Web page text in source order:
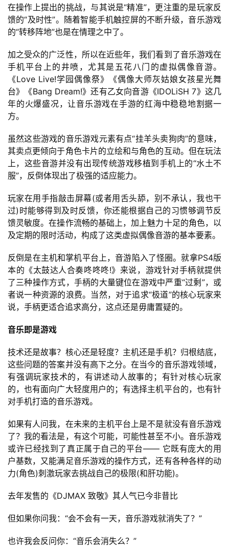
上
海
中
文
(
中
国
)
在操作上提出的挑战，与其说是“精准”，更注重的是玩家反
馈的“及时性”。随着智能手机触控屏的不断升级，音乐游戏
的“转移阵地”也是在情理之中了。
加之受众的广泛性，所以在近些年，我们看到了音乐游戏在
手机平台上的井喷，尤其是五花八门的虚拟偶像音游。
《Love Live!学园偶像祭》《偶像大师灰姑娘女孩星光舞
台》《Bang Dream!》还有乙女向音游《IDOLiSH 7》这几
年的火爆盛况，让音乐游戏在手游的红海中稳稳地割据一
方。
虽然这些游戏的音乐游戏元素有点“挂羊头卖狗肉”的意味，
其卖点更倾向于角色卡片的立绘和与角色的互动。但在玩法
上，这些音游并没有出现传统游戏移植到手机上的“水土不
服”，反倒体现出了极强的适应能力。
玩家在用手指敲击屏幕(或者用舌头舔，别不承认，我也干
过)时能够得到及时反馈，你还能根据自己的习惯够调节反
馈灵敏度。在操作流畅的基础上，加上魅力十足的角色，以
及定期的限时活动，构成了这类虚拟偶像音游的基本要素。
反倒是在主机和掌机平台上，音游陷入了怪圈。就拿PS4版
本的《太鼓达人合奏咚咚咚!》来说，游戏针对手柄就提供
了三种操作方式，手柄的大量键位在游戏中严重“过剩”，或
者说一种资源的浪费。当然，对于追求“极道”的核心玩家来
说，手柄更适合追求高分，这点还是毋庸置疑的。
音乐即是游戏
技术还是故事？核心还是轻度？主机还是手机？归根结底，
这些问题的答案并没有高下之分。在当今的音乐游戏领域，
有强调玩家技术的，有讲述动人故事的；有针对核心玩家
的，也有面向广大轻度用户的；有选择主机平台的，也有针
对手机打造的音乐游戏。
如果有人问我，在未来的主机平台上是不是就没有音乐游戏
了？我的看法是，有这个可能，可能性甚至不小。音乐游戏
或许已经找到了真正属于自己的平台—— 它既有庞大的用
户基数，又能满足音乐游戏的操作方式，还有各种各样的动
力(角色)刺激玩家去挑战自己的极限(和肝功能)。
去年发售的《DJMAX 致敬》其人气已今非昔比
但如果你问我：“会不会有一天，音乐游戏就消失了？”
也许我会反问你：“音乐会消失么？”